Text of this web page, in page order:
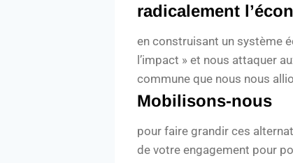
radicalement
en construisant un système
l’impact » et nous attaquer
commune que nous nous
Mobilisons-nous
pour faire grandir ces
de votre engagement pour